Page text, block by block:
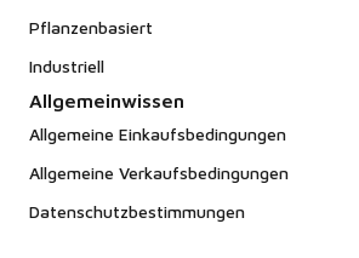
Pflanzenbasiert
Industriell
Allgemeinwissen
Allgemeine Einkaufsbedingungen
Allgemeine Verkaufsbedingungen
Datenschutzbestimmungen